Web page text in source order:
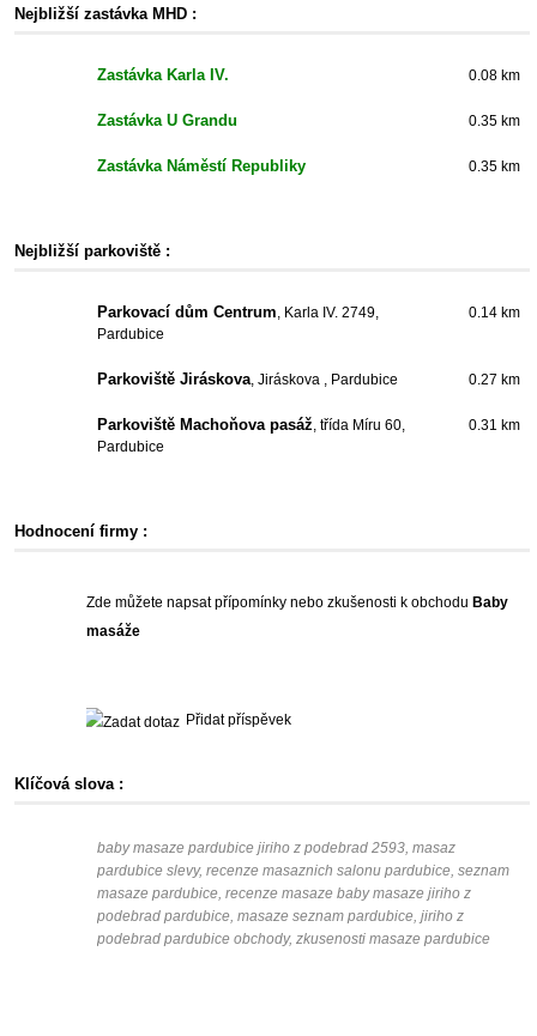
Nejbližší zastávka MHD :
Zastávka Karla IV. 0.08 km
Zastávka U Grandu 0.35 km
Zastávka Náměstí Republiky 0.35 km
Nejbližší parkoviště :
Parkovací dům Centrum, Karla IV. 2749,
Pardubice
0.14 km
Parkoviště Jiráskova, Jiráskova , Pardubice 0.27 km
Parkoviště Machoňova pasáž, třída Míru 60,
Pardubice
0.31 km
Hodnocení firmy :
Zde můžete napsat přípomínky nebo zkušenosti k obchodu Baby
masáže
Přidat příspěvek
Klíčová slova :
baby masaze pardubice jiriho z podebrad 2593, masaz
pardubice slevy, recenze masaznich salonu pardubice, seznam
masaze pardubice, recenze masaze baby masaze jiriho z
podebrad pardubice, masaze seznam pardubice, jiriho z
podebrad pardubice obchody, zkusenosti masaze pardubice